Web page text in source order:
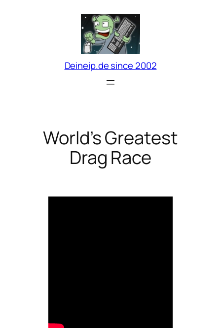
Deineip.de since 2002
World’s Greatest
Drag Race